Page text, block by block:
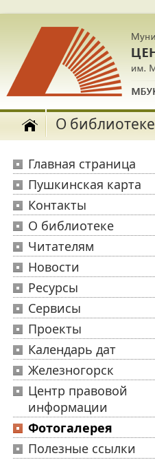
О библиотеке
Главная страница
Пушкинская карта
Контакты
О библиотеке
Читателям
Новости
Ресурсы
Сервисы
Проекты
Календарь дат
Железногорск
Центр правовой
информации
Фотогалерея
Полезные ссылки